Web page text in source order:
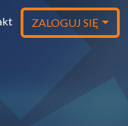
ZALOGUJ SIĘ